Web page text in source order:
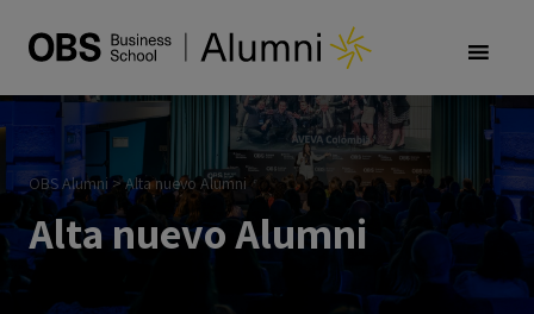
OBS Alumni>Alta nuevo Alumni
Alta nuevo Alumni